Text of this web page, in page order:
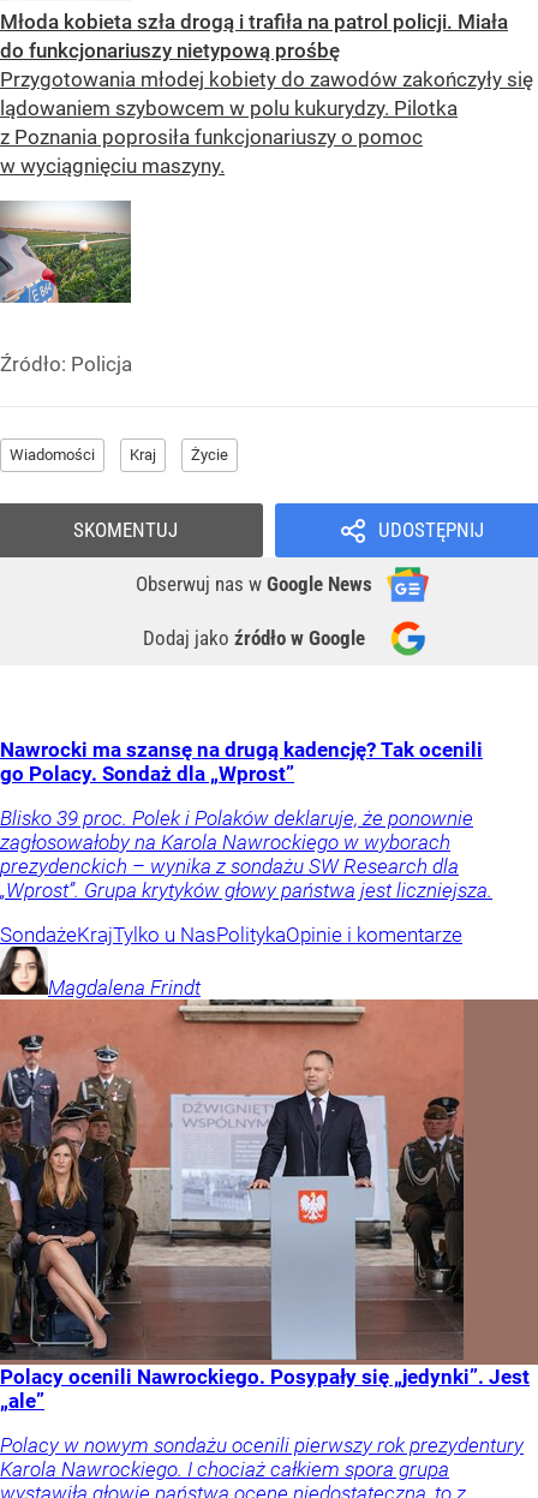
Młoda kobieta szła drogą i trafiła na patrol policji. Miała
do funkcjonariuszy nietypową prośbę
Przygotowania młodej kobiety do zawodów zakończyły się
lądowaniem szybowcem w polu kukurydzy. Pilotka
z Poznania poprosiła funkcjonariuszy o pomoc
w wyciągnięciu maszyny.
Źródło: Policja
Wiadomości Kraj Życie
UDOSTĘPNIJ
Obserwuj nas w Google News
Dodaj jako źródło w Google
SKOMENTUJ
Nawrocki ma szansę na drugą kadencję? Tak ocenili
go Polacy. Sondaż dla „Wprost”
Blisko 39 proc. Polek i Polaków deklaruje, że ponownie
zagłosowałoby na Karola Nawrockiego w wyborach
prezydenckich – wynika z sondażu SW Research dla
„Wprost”. Grupa krytyków głowy państwa jest liczniejsza.
SondażeKrajTylko u NasPolitykaOpinie i komentarze
Magdalena Frindt
Polacy ocenili Nawrockiego. Posypały się „jedynki”. Jest
„ale”
Polacy w nowym sondażu ocenili pierwszy rok prezydentury
Karola Nawrockiego. I chociaż całkiem spora grupa
wystawiła głowie państwa ocenę niedostateczną, to z